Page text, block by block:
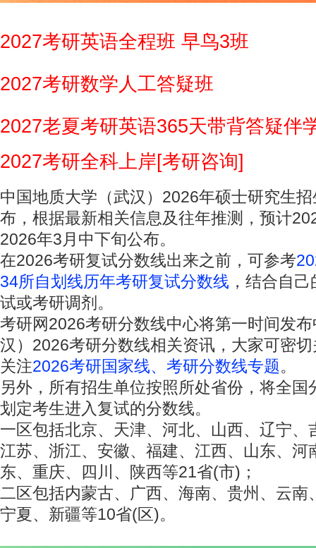
2027考研英语全程班 早鸟3班
2027考研数学人工答疑班
2027老夏考研英语365天带背答疑伴
2027考研全科上岸[考研咨询]
中国地质大学（武汉）2026年硕士研究生
布，根据最新相关信息及往年推测，预计
2026年3月中下旬公布。
在2026考研复试分数线出来之前，可参考
34所自划线历年考研复试分数线 ，结合自
试或考研调剂。
考研网2026考研分数线中心将第一时间发
汉）2026考研分数线相关资讯，大家可密
关注2026考研国家线、考研分数线专题。
另外，所有招生单位按照所处省份，将全国
划定考生进入复试的分数线。
一区包括北京、天津、河北、山西、辽宁、
江苏、浙江、安徽、福建、江西、山东、河
东、重庆、四川、陕西等21省(市)；
二区包括内蒙古、广西、海南、贵州、云南
宁夏、新疆等10省(区)。